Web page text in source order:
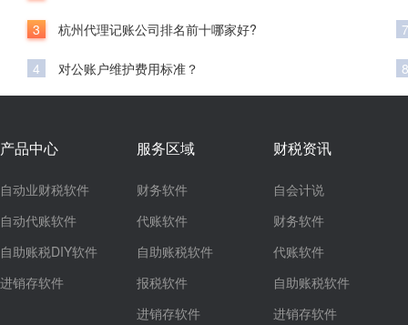
3 杭州代理记账公司排名前十哪家好?
4 对公账户维护费用标准？
7
8
产品中心
自动业财税软件
自动代账软件
自助账税DIY软件
进销存软件
服务区域
财务软件
代账软件
自助账税软件
报税软件
进销存软件
财税资讯
自会计说
财务软件
代账软件
自助账税软件
进销存软件